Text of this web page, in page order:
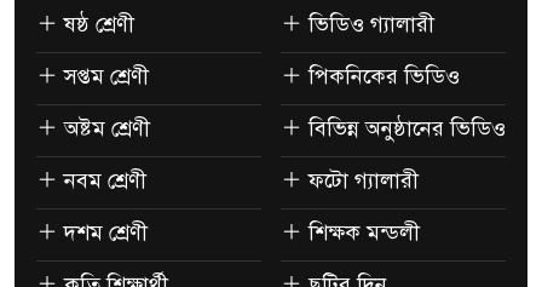
ষষ্ঠ শ্রেণী
সপ্তম শ্রেণী
অষ্টম শ্রেণী
নবম শ্রেণী
দশম শ্রেণী
ভিডিও গ্যালারী
পিকনিকের ভিডিও
বিভিন্ন অনুষ্ঠানের ভিডিও
ফটো গ্যালারী
শিক্ষক মন্ডলী